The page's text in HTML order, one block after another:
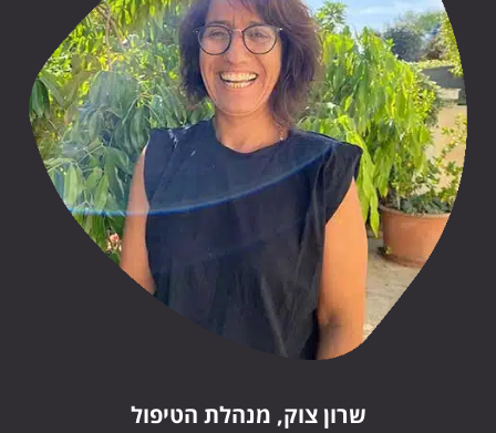
שרון צוק, מנהלת הטיפול